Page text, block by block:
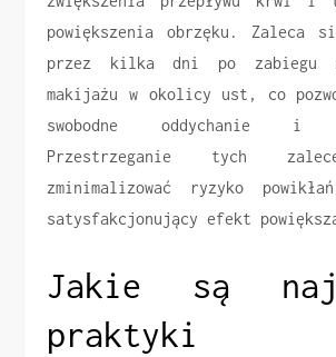
powiększenia obrzęku. Zaleca
przez kilka dni po zabiegu
makijażu w okolicy ust, co
swobodne oddychanie i
Przestrzeganie tych
zminimalizować ryzyko
satysfakcjonujący efekt
Jakie są